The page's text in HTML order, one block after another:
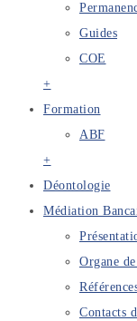
Guides
COE
+
Formation
ABF
+
Déontologie
Médiation
Organe
Contacts